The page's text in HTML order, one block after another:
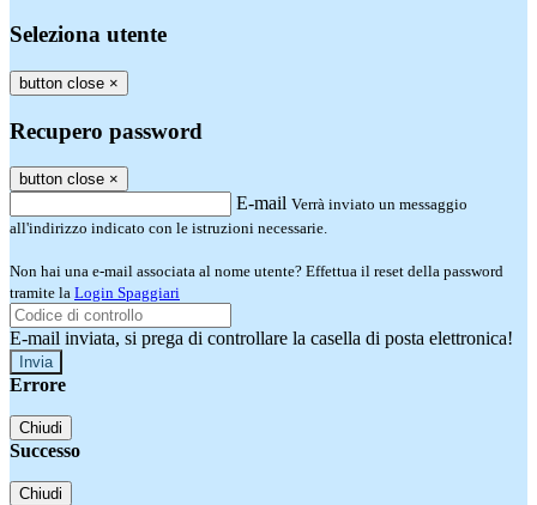
Seleziona utente
button close ×
Recupero password
button close ×
E-mail Verrà inviato un messaggio
all'indirizzo indicato con le istruzioni necessarie.
Non hai una e-mail associata al nome utente? Effettua il reset della password
tramite la Login Spaggiari
E-mail inviata, si prega di controllare la casella di posta elettronica!
Errore
Chiudi
Successo
Chiudi